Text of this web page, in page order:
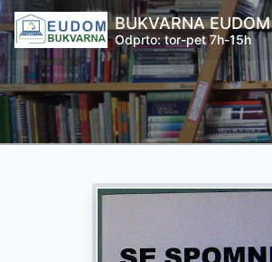
BUKVARNA EUDOM
Odprto: tor-pet 7h-15h